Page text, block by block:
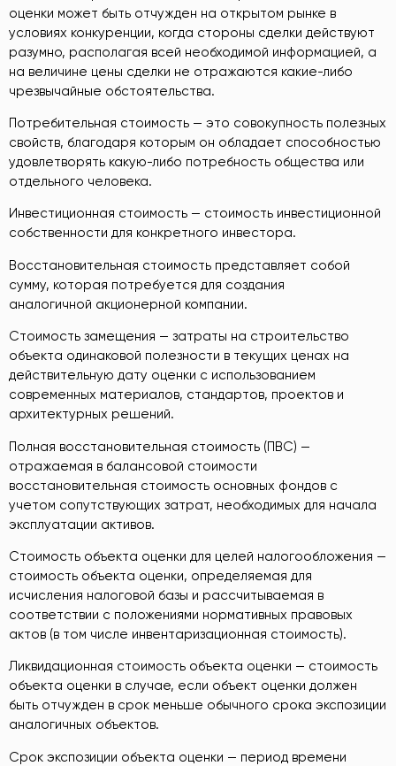
оценки может быть отчужден на открытом рынке в
условиях конкуренции, когда стороны сделки действуют
разумно, располагая всей необходимой информацией, а
на величине цены сделки не отражаются какие-либо
чрезвычайные обстоятельства.
Потребительная стоимость — это совокупность полезных
свойств, благодаря которым он обладает способностью
удовлетворять какую-либо потребность общества или
отдельного человека.
Инвестиционная стоимость — стоимость инвестиционной
собственности для конкретного инвестора.
Восстановительная стоимость представляет собой
сумму, которая потребуется для создания
аналогичной акционерной компании.
Стоимость замещения — затраты на строительство
объекта одинаковой полезности в текущих ценах на
действительную дату оценки с использованием
современных материалов, стандартов, проектов и
архитектурных решений.
Полная восстановительная стоимость (ПВС) —
отражаемая в балансовой стоимости
восстановительная стоимость основных фондов с
учетом сопутствующих затрат, необходимых для начала
эксплуатации активов.
Стоимость объекта оценки для целей налогообложения —
стоимость объекта оценки, определяемая для
исчисления налоговой базы и рассчитываемая в
соответствии с положениями нормативных правовых
актов (в том числе инвентаризационная стоимость).
Ликвидационная стоимость объекта оценки — стоимость
объекта оценки в случае, если объект оценки должен
быть отчужден в срок меньше обычного срока экспозиции
аналогичных объектов.
Срок экспозиции объекта оценки — период времени